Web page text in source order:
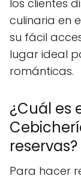
los clientes
culinaria en
su fácil
lugar ideal
románticas.
¿Cuál es
reservas?
Para hacer